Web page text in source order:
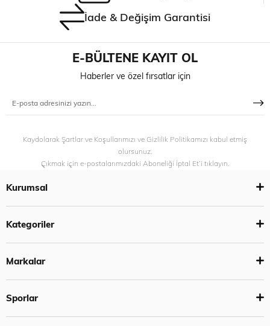
İade & Değişim Garantisi
E-BÜLTENE KAYIT OL
Haberler ve özel fırsatlar için
Kaydolarak Şartlar ve Koşullarımızı ve Gizlilik Politikamızı kabul etmiş
olursunuz.
Çıkmak için e-postalarımızdaki Aboneliği İptal Et’i tıklayın.
Kurumsal
Kategoriler
Markalar
Sporlar